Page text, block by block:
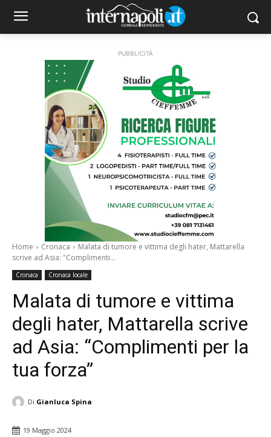
PUBBLICITÀ
Home Cronaca
Malata di tumore e vittima degli hater, Mattarella
scrive ad Asia: "Complimenti...
Cronaca Cronaca locale
Malata di tumore e vittima
degli hater, Mattarella scrive
ad Asia: “Complimenti per la
tua forza”
Di Gianluca Spina
19 Maggio 2024